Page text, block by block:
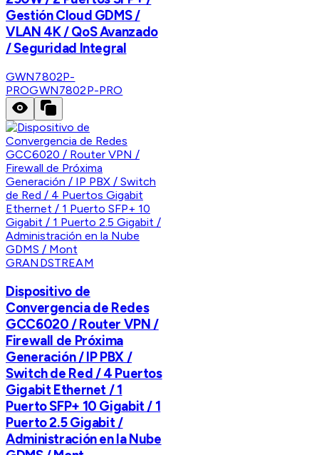
Gestión Cloud GDMS /
VLAN 4K / QoS Avanzado
/ Seguridad Integral
GWN7802P-
PROGWN7802P-PRO
GRANDSTREAM
Dispositivo de
Convergencia de Redes
GCC6020 / Router VPN /
Firewall de Próxima
Generación / IP PBX /
Switch de Red / 4 Puertos
Gigabit Ethernet / 1
Puerto SFP+ 10 Gigabit / 1
Puerto 2.5 Gigabit /
Administración en la Nube